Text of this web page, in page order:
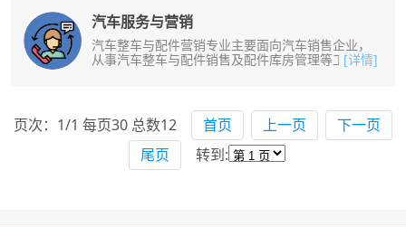
汽车服务与营销
汽车整车与配件营销专业主要面向汽车销售企业，
从事汽车整车与配件销售及配件库房管理等工作。
[详情]
页次：1/1 每页30 总数12 首页 上一页
下一页
尾页
转到: